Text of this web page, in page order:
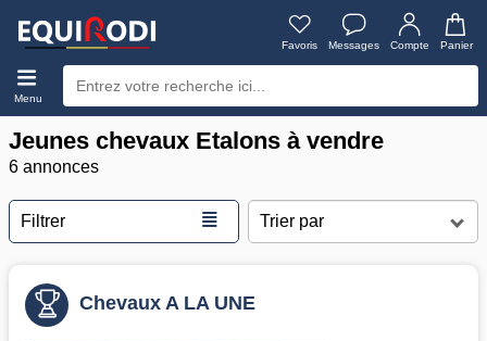
Favoris Messages Compte Panier
Menu
Jeunes chevaux Etalons à vendre
6 annonces
Filtrer ≣
Chevaux A LA UNE